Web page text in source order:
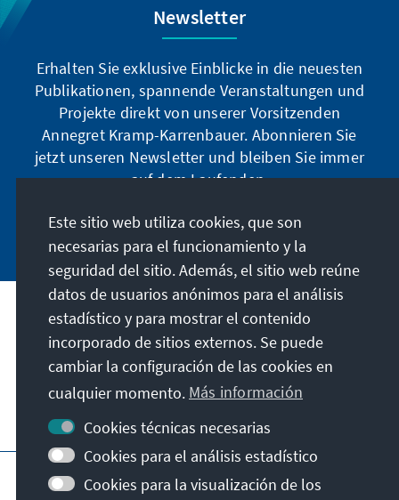
Newsletter
Erhalten Sie exklusive Einblicke in die neuesten
Publikationen, spannende Veranstaltungen und
Projekte direkt von unserer Vorsitzenden
Annegret Kramp-Karrenbauer. Abonnieren Sie
jetzt unseren Newsletter und bleiben Sie immer
auf dem Laufenden.
Jetzt abonnieren
Nuestra misión
Contacto
Otras ofertas de la fundación
Pie de imprenta
Condiciones de uso
Este sitio web utiliza cookies, que son
necesarias para el funcionamiento y la
seguridad del sitio. Además, el sitio web reúne
datos de usuarios anónimos para el análisis
estadístico y para mostrar el contenido
incorporado de sitios externos. Se puede
cambiar la configuración de las cookies en
cualquier momento. Más información
Cookies técnicas necesarias
Cookies para el análisis estadístico
Cookies para la visualización de los